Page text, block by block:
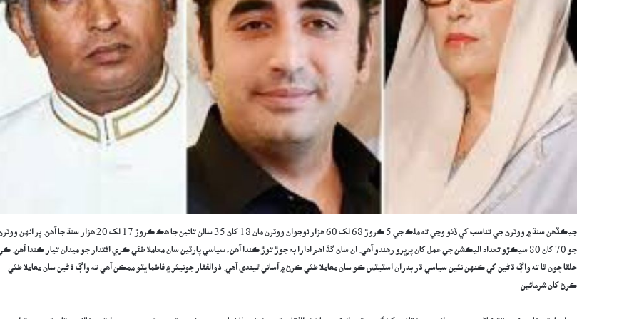
جيڪڏهن سنڌ ۾ ووٽرن جي تناسب کي ڏٺو وڃي ته ملڪ جي 5 ڪروڙ 68 لک 60 هزار نوجوان ووٽرن مان 18 کان 35 سالن تائين جا هڪ ڪروڙ 17 لک 20 هزار سنڌ جا آهن. پر انهن
جو 70 کان 80 سيڪڙو تعداد اليڪشن جي عمل کان پرڀرو رهندو آهي. ان سان گڏ اهم ادارا به جوڙ توڙ ڪندا آهن، سياسي پارٽين سان معاملا طئي ڪري اقتدار جو ميدان تيار ڪندا آهن.
حلقا چون ٿا ته واڳ ڌڻين کي ڪنهن نئين سياسي ڌر بدران اسٽيٽس ڪو سان معاملا طئي ڪرڻ ۾ آساني ٿيندي آهي. ذوالفقار جونيئر ۽ فاطما ڀٽو ممڪن آهي ته واڳ ڌڻين سان معاملا طئي
ڪرڻ کان شرمائين.